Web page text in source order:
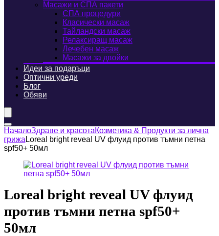
Масажи и СПА пакети
СПА процедури
Класически масаж
Тайландски масаж
Релаксиращ масаж
Лечебен масаж
Масажи за двойки
Идеи за подаръци
Оптични уреди
Блог
Обяви
НачалоЗдраве и красотаКозметика & Продукти за лична
грижа Loreal bright reveal UV флуид против тъмни петна
spf50+ 50мл
Loreal bright reveal UV флуид
против тъмни петна spf50+
50мл